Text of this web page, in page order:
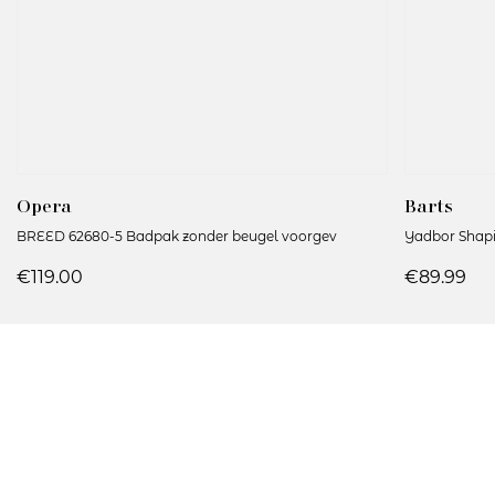
Opera
BREED 62680-5 Badpak zonder beugel voorgev
€119.00
Barts
Yadbor
€89.99